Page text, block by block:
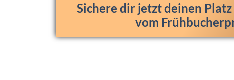
Sichere dir jetzt deinen
vom